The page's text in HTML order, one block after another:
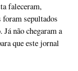
faleceram,
sepultados
não chegaram a
que este jornal